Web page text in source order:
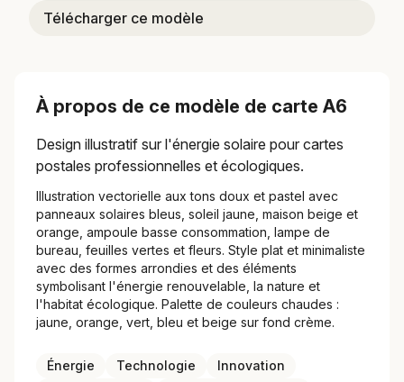
Télécharger ce modèle
À propos de ce modèle de carte A6
Design illustratif sur l'énergie solaire pour cartes
postales professionnelles et écologiques.
Illustration vectorielle aux tons doux et pastel avec
panneaux solaires bleus, soleil jaune, maison beige et
orange, ampoule basse consommation, lampe de
bureau, feuilles vertes et fleurs. Style plat et minimaliste
avec des formes arrondies et des éléments
symbolisant l'énergie renouvelable, la nature et
l'habitat écologique. Palette de couleurs chaudes :
jaune, orange, vert, bleu et beige sur fond crème.
Énergie Technologie
Innovation